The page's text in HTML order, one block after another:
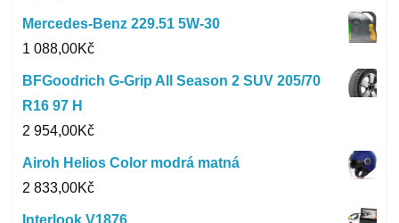
Mercedes-Benz 229.51 5W-30
1 088,00Kč
BFGoodrich G-Grip All Season 2 SUV 205/70
R16 97 H
2 954,00Kč
Airoh Helios Color modrá matná
2 833,00Kč
Interlook V1876